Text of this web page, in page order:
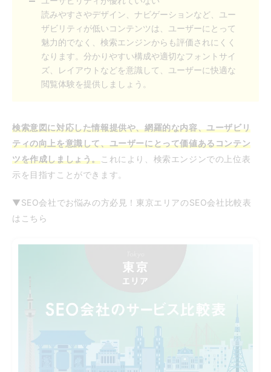
読みやすさやデザイン、ナビゲーションなど、ユー
ザビリティが低いコンテンツは、ユーザーにとって
魅力的でなく、検索エンジンからも評価されにくく
なります。分かりやすい構成や適切なフォントサイ
ズ、レイアウトなどを意識して、ユーザーに快適な
閲覧体験を提供しましょう。
検索意図に対応した情報提供や、網羅的な内容、ユーザビリ
ティの向上を意識して、ユーザーにとって価値あるコンテン
ツを作成しましょう。これにより、検索エンジンでの上位表
示を目指すことができます。
▼SEO会社でお悩みの方必見！東京エリアのSEO会社比較表
はこちら